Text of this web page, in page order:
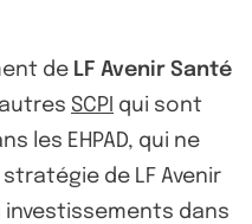
de LF Avenir Santé
SCPI qui sont
les EHPAD, qui ne
de LF Avenir
investissements dans